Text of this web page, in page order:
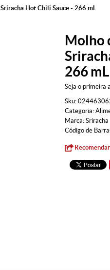
Hot Chili Sauce - 266 mL
Molho
266 mL
Seja o primeira
Sku:
Categoria:
Marca: Sriracha
Código de